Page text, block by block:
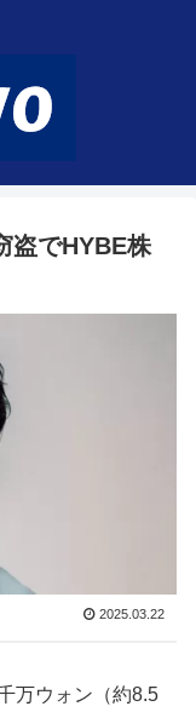
盗でHYBE株
2025.03.22
万ウォン（約8.5